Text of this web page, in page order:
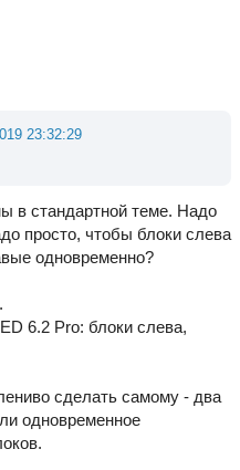
23:32:29
в стандартной теме. Надо
просто, чтобы блоки слева
одновременно?
6.2 Pro: блоки слева,
сделать самому - два
одновременное